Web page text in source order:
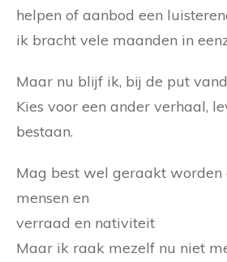
helpen of aanbod een
ik bracht vele maanden in
Maar nu blijf ik, bij de put
Kies voor een ander verhaal,
bestaan.
Mag best wel geraakt worden
mensen en
verraad en nativiteit
Maar ik raak mezelf nu niet